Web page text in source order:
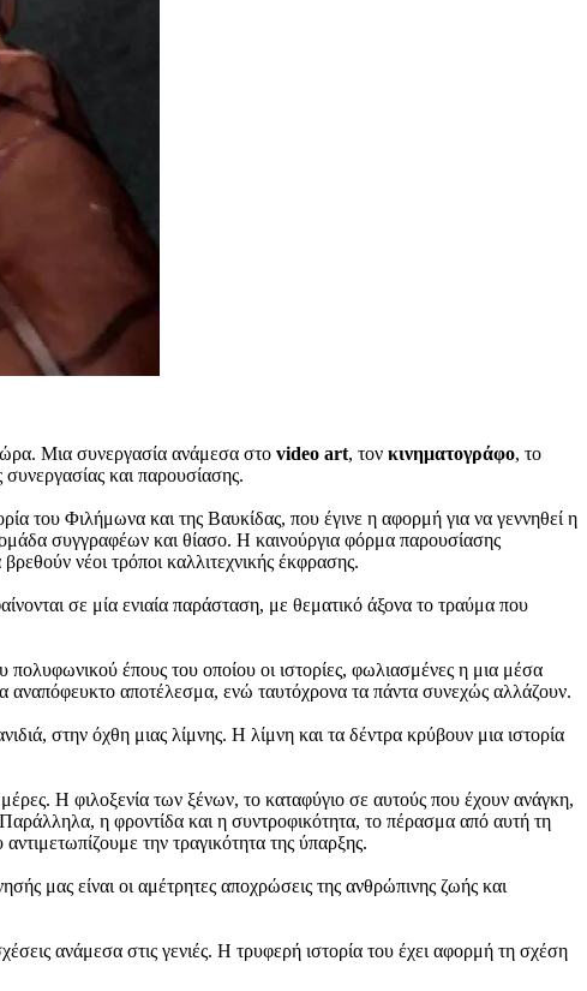
Μια συνεργασία ανάμεσα στο video art, τον κινηματογράφο, το
και παρουσίασης.
του Φιλήμωνα και της Βαυκίδας, που έγινε η αφορμή για να γεννηθεί η
συγγραφέων και θίασο. Η καινούργια φόρμα παρουσίασης
νέοι τρόποι καλλιτεχνικής έκφρασης.
σε μία ενιαία παράσταση, με θεματικό άξονα το τραύμα που
έπους του οποίου οι ιστορίες, φωλιασμένες η μια μέσα
αναπόφευκτο αποτέλεσμα, ενώ ταυτόχρονα τα πάντα συνεχώς αλλάζουν.
στην όχθη μιας λίμνης. Η λίμνη και τα δέντρα κρύβουν μια ιστορία
Η φιλοξενία των ξένων, το καταφύγιο σε αυτούς που έχουν ανάγκη,
Παράλληλα, η φροντίδα και η συντροφικότητα, το πέρασμα από αυτή τη
την τραγικότητα της ύπαρξης.
μας είναι οι αμέτρητες αποχρώσεις της ανθρώπινης ζωής και
ανάμεσα στις γενιές. Η τρυφερή ιστορία του έχει αφορμή τη σχέση